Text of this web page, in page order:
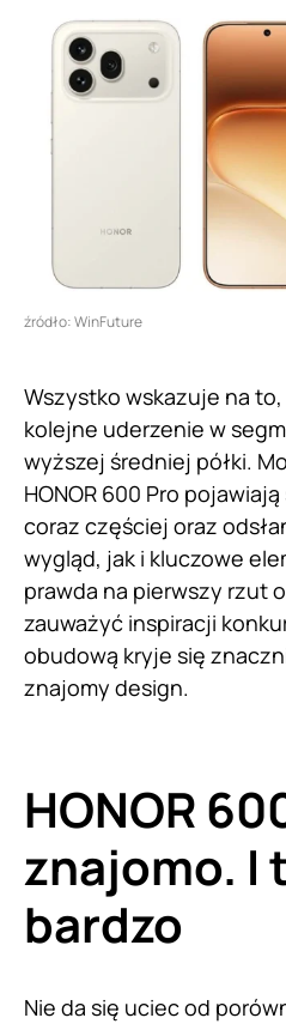
źródło: WinFuture
Wszystko wskazuje na to,
kolejne uderzenie w
wyższej średniej półki.
HONOR 600 Pro
coraz częściej oraz
wygląd, jak i kluczowe
prawda na pierwszy rzut
zauważyć inspiracji
obudową kryje się
znajomy design.
HONOR
znajomo. I
bardzo
Nie da się uciec od